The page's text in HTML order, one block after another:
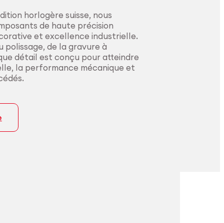
horlogère suisse, nous
de haute précision
et excellence industrielle.
de la gravure à
détail est conçu pour atteindre
la performance mécanique et